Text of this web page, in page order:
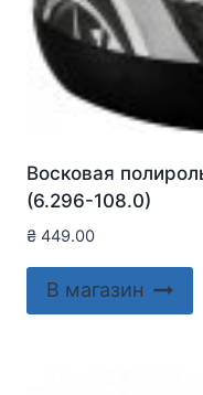
Восковая
(6.296-108.0)
₴ 449.00
В магазин